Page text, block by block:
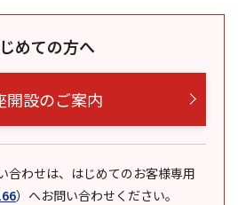
めての方へ
開設のご案内
合わせは、はじめてのお客様専用
） へお問い合わせください。